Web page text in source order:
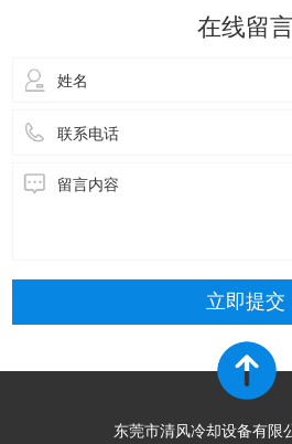
修：风机是冷却塔的核心
检查和维护。具体步骤包
在线留言
立即提交
东莞市清风冷却设备有限